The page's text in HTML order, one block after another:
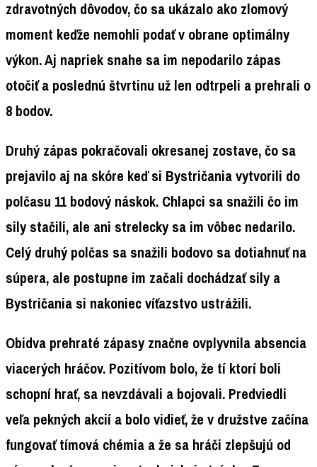
zdravotných dôvodov, čo sa ukázalo ako zlomový
moment keďže nemohli podať v obrane optimálny
výkon. Aj napriek snahe sa im nepodarilo zápas
otočiť a poslednú štvrtinu už len odtrpeli a prehrali o
8 bodov.
Druhý zápas pokračovali okresanej zostave, čo sa
prejavilo aj na skóre keď si Bystričania vytvorili do
polčasu 11 bodový náskok. Chlapci sa snažili čo im
sily stačili, ale ani strelecky sa im vôbec nedarilo.
Celý druhý polčas sa snažili bodovo sa dotiahnuť na
súpera, ale postupne im začali dochádzať sily a
Bystričania si nakoniec víťazstvo ustrážili.
Obidva prehraté zápasy značne ovplyvnila absencia
viacerých hráčov. Pozitívom bolo, že tí ktorí boli
schopní hrať, sa nevzdávali a bojovali. Predviedli
veľa pekných akcií a bolo vidieť, že v družstve začína
fungovať tímová chémia a že sa hráči zlepšujú od